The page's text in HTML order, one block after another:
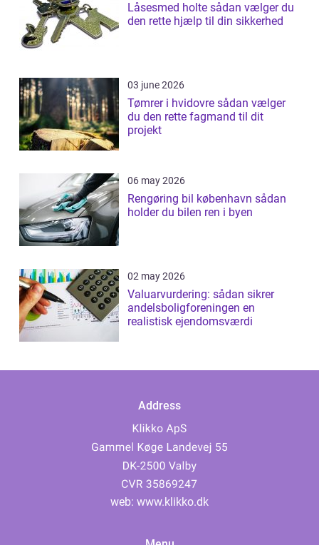
Låsesmed holte sådan vælger du
den rette hjælp til din sikkerhed
03 june 2026
Tømrer i hvidovre sådan vælger
du den rette fagmand til dit
projekt
06 may 2026
Rengøring bil københavn sådan
holder du bilen ren i byen
02 may 2026
Valuarvurdering: sådan sikrer
andelsboligforeningen en
realistisk ejendomsværdi
Address
web: www.klikko.dk